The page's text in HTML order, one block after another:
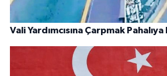
Vali Yardımcısına Çarpmak Pahalıya